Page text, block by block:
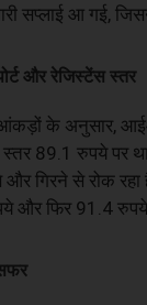
सप्लाई आ गई,
और रेजिस्टेंस स्तर
के अनुसार,
स्तर 89.1 रुपये पर
गिरने से रोक
फिर 91.4 रुपये